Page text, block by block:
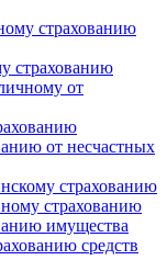
страхованию
страхованию
от
от несчастных
страхованию
страхованию
имущества
средств